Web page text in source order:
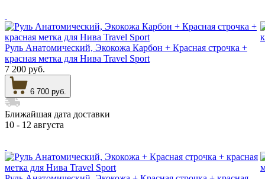
Руль Анатомический, Экокожа Карбон + Красная строчка +
красная метка для Нива Travel Sport
7 200 руб.
6 700 руб.
Ближайшая дата доставки
10 - 12 августа